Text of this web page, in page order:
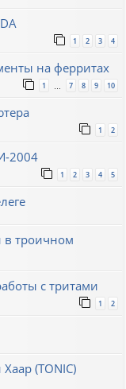
1 2 3 4
на ферритах
1 … 7 8 9 10
1 2
2004
1 2 3 4 5
троичном
с тритами
1 2
(TONIC)